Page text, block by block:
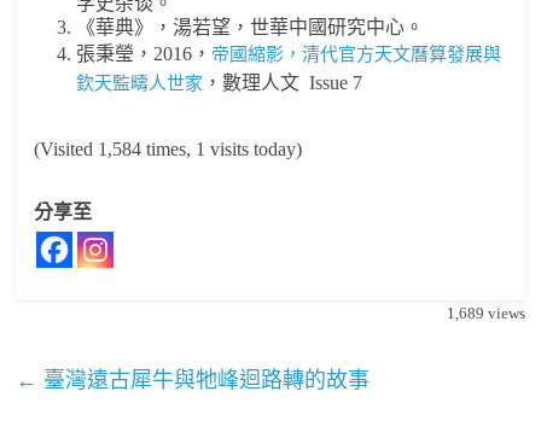
《華典》，湯若望，世華中國研究中心。
張秉瑩，2016， 帝國縮影，清代官方天文曆算發展與
欽天監疇人世家 ，數理人文 Issue 7
(Visited 1,584 times, 1 visits today)
分享至
1,689 views
← 臺灣遠古犀牛與牠峰迴路轉的故事